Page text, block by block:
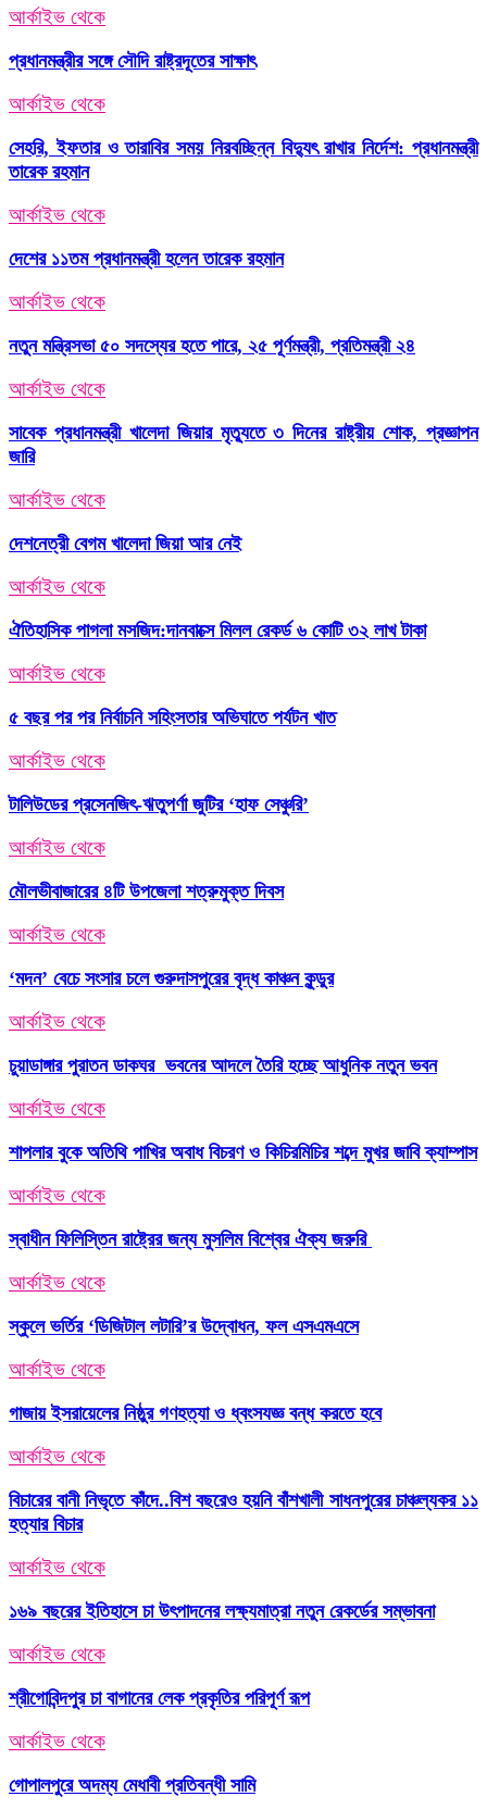
আর্কাইভ থেকে
প্রধানমন্ত্রীর সঙ্গে সৌদি রাষ্ট্রদূতের সাক্ষাৎ
আর্কাইভ থেকে
সেহরি, ইফতার ও তারাবির সময় নিরবচ্ছিন্ন বিদ্যুৎ রাখার নির্দেশ: প্রধানমন্ত্রী
তারেক রহমান
আর্কাইভ থেকে
দেশের ১১তম প্রধানমন্ত্রী হলেন তারেক রহমান
আর্কাইভ থেকে
নতুন মন্ত্রিসভা ৫০ সদস্যের হতে পারে, ২৫ পূর্ণমন্ত্রী, প্রতিমন্ত্রী ২৪
আর্কাইভ থেকে
সাবেক প্রধানমন্ত্রী খালেদা জিয়ার মৃত্যুতে ৩ দিনের রাষ্ট্রীয় শোক, প্রজ্ঞাপন
জারি
আর্কাইভ থেকে
দেশনেত্রী বেগম খালেদা জিয়া আর নেই
আর্কাইভ থেকে
ঐতিহাসিক পাগলা মসজিদ:দানবাক্সে মিলল রেকর্ড ৬ কোটি ৩২ লাখ টাকা
আর্কাইভ থেকে
৫ বছর পর পর নির্বাচনি সহিংসতার অভিঘাতে পর্যটন খাত
আর্কাইভ থেকে
টালিউডের প্রসেনজিৎ-ঋতুপর্ণা জুটির ‘হাফ সেঞ্চুরি’
আর্কাইভ থেকে
মৌলভীবাজারের ৪টি উপজেলা শত্রুমুক্ত দিবস
আর্কাইভ থেকে
‘মদন’ বেচে সংসার চলে গুরুদাসপুরের বৃদ্ধ কাঞ্চন কুন্ডুর
আর্কাইভ থেকে
চুয়াডাঙ্গার পুরাতন ডাকঘর ভবনের আদলে তৈরি হচ্ছে আধুনিক নতুন ভবন
আর্কাইভ থেকে
শাপলার বুকে অতিথি পাখির অবাধ বিচরণ ও কিচিরমিচির শব্দে মুখর জাবি ক্যাম্পাস
আর্কাইভ থেকে
স্বাধীন ফিলিস্তিন রাষ্ট্রের জন্য মুসলিম বিশ্বের ঐক্য জরুরি
আর্কাইভ থেকে
স্কুলে ভর্তির ‘ডিজিটাল লটারি’র উদ্বোধন, ফল এসএমএসে
আর্কাইভ থেকে
গাজায় ইসরায়েলের নিষ্ঠুর গণহত্যা ও ধ্বংসযজ্ঞ বন্ধ করতে হবে
আর্কাইভ থেকে
বিচারের বানী নিভৃতে কাঁদে..বিশ বছরেও হয়নি বাঁশখালী সাধনপুরের চাঞ্চল্যকর ১১
হত্যার বিচার
আর্কাইভ থেকে
১৬৯ বছরের ইতিহাসে চা উৎপাদনের লক্ষ্যমাত্রা নতুন রেকর্ডের সম্ভাবনা
আর্কাইভ থেকে
শ্রীগোবিন্দপুর চা বাগানের লেক প্রকৃতির পরিপূর্ণ রূপ
আর্কাইভ থেকে
গোপালপুরে অদম্য মেধাবী প্রতিবন্ধী সামি